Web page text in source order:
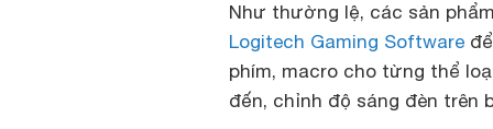
Như thường lệ, các sản
Logitech Gaming Software
phím, macro cho từng thể
đến, chỉnh độ sáng đèn trên